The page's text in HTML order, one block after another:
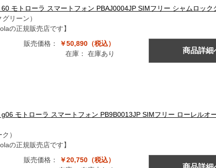
モトローラ スマートフォン PBAJ0004JP SIMフリー シャムロック
リーン）
の正規販売店です】
販売価格：
￥50,890（税込）
在庫：
在庫あり 商品詳細
モトローラ スマートフォン PB9B0013JP SIMフリー ローレルオ
）
の正規販売店です】
販売価格：
￥20,750（税込）